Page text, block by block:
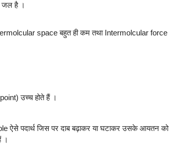
जल है ।
space बहुत ही कम तथा Intermolcular force
उच्च होते हैं ।
ऐसे पदार्थ जिस पर दाब बढ़ाकर या घटाकर उसके आयतन को
।